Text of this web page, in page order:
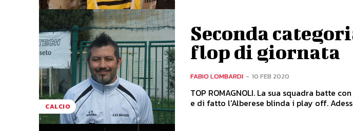
CALCIO
Seconda
flop di giornata
FABIO LOMBARDI - 10 FEB 2020
TOP ROMAGNOLI. La sua squadra batte
e di fatto l'Alberese blinda i play off.